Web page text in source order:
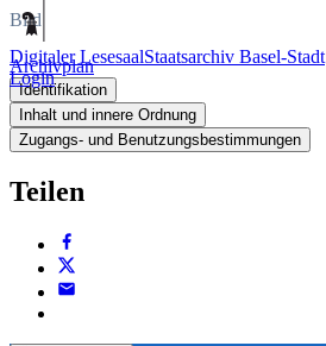
Digitaler LesesaalStaatsarchiv Basel-Stadt
Login
Bild
Archivplan
Identifikation
Inhalt und innere Ordnung
Zugangs- und Benutzungsbestimmungen
Teilen